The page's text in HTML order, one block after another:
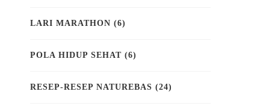
LARI MARATHON (6)
POLA HIDUP SEHAT (6)
RESEP-RESEP NATUREBAS (24)